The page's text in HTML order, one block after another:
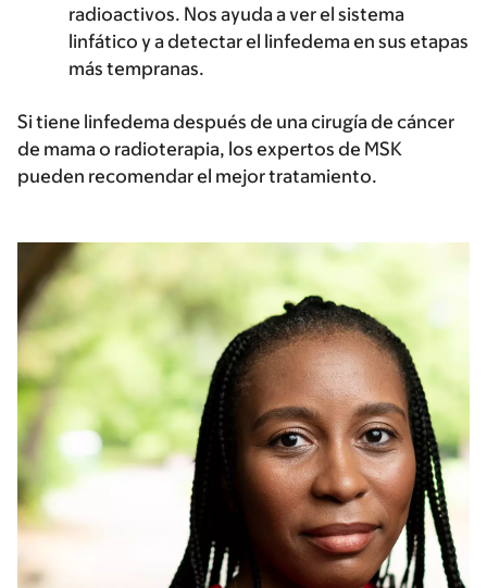
radioactivos. Nos ayuda a ver el sistema
linfático y a detectar el linfedema en sus etapas
más tempranas.
Si tiene linfedema después de una cirugía de cáncer
de mama o radioterapia, los expertos de MSK
pueden recomendar el mejor tratamiento.